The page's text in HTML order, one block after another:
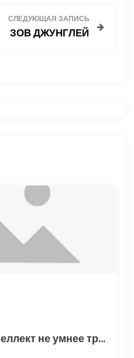
СЛЕДУЮЩАЯ ЗАПИСЬ
ЗОВ ДЖУНГЛЕЙ
Искусственный интеллект не умнее трехлетнего ребенка